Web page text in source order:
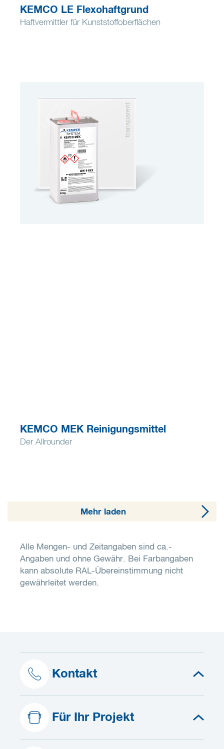
KEMCO LE Flexohaftgrund
Haftvermittler für Kunststoffoberflächen
KEMCO MEK Reinigungsmittel
Der Allrounder
Mehr laden
Alle Mengen- und Zeitangaben sind ca.-
Angaben und ohne Gewähr. Bei Farbangaben
kann absolute RAL-Übereinstimmung nicht
gewährleitet werden.
Kontakt
Für Ihr Projekt